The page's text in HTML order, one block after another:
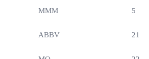
MMM 5
ABBV 21